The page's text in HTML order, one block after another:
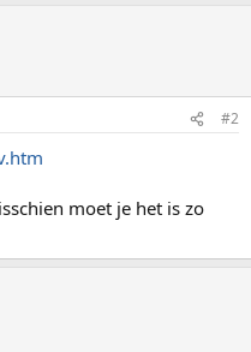
#2
moet je het is zo